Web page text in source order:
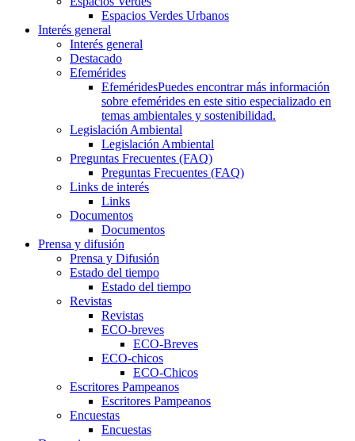
Espacios Verdes Urbanos
Interés general
Interés general
Destacado
Efemérides
EfeméridesPuedes encontrar más información
sobre efemérides en este sitio especializado en
temas ambientales y sostenibilidad.
Legislación Ambiental
Legislación Ambiental
Preguntas Frecuentes (FAQ)
Preguntas Frecuentes (FAQ)
Links de interés
Links
Documentos
Documentos
Prensa y difusión
Prensa y Difusión
Estado del tiempo
Estado del tiempo
Revistas
Revistas
ECO-breves
ECO-Breves
ECO-chicos
ECO-Chicos
Escritores Pampeanos
Escritores Pampeanos
Encuestas
Encuestas